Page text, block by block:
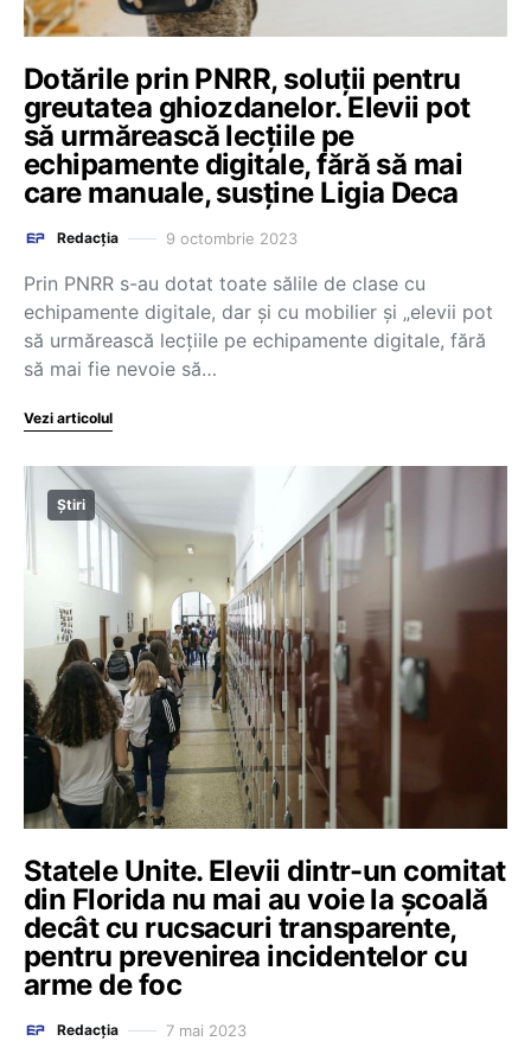
Dotările prin PNRR, soluții pentru
greutatea ghiozdanelor. Elevii pot
să urmărească lecțiile pe
echipamente digitale, fără să mai
care manuale, susține Ligia Deca
Redacția 9 octombrie 2023
Prin PNRR s-au dotat toate sălile de clase cu
echipamente digitale, dar și cu mobilier și „elevii pot
să urmărească lecțiile pe echipamente digitale, fără
să mai fie nevoie să…
Vezi articolul
Știri
Statele Unite. Elevii dintr-un comitat
din Florida nu mai au voie la școală
decât cu rucsacuri transparente,
pentru prevenirea incidentelor cu
arme de foc
Redacția 7 mai 2023